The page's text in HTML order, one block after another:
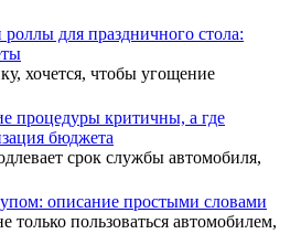
для праздничного стола:
хочется, чтобы угощение
процедуры критичны, а где
бюджета
срок службы автомобиля,
описание простыми словами
только пользоваться автомобилем,